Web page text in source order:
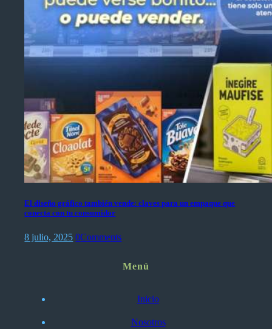
El diseño gráfico también vende: claves para un empaque que
conecta con tu consumidor
8 julio, 2025 0Comments
Menú
Inicio
Nosotros